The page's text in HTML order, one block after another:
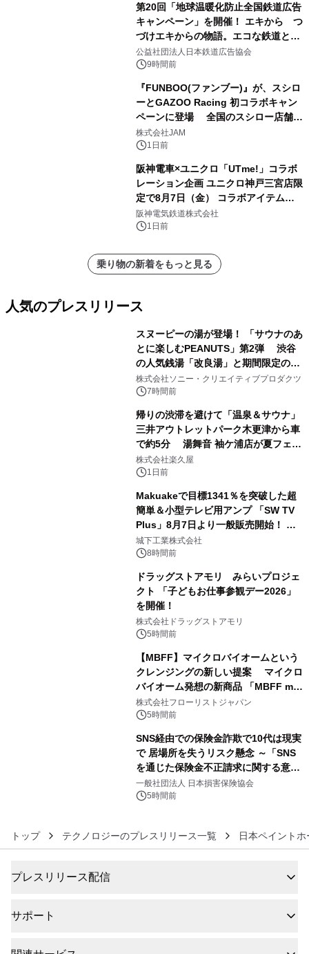
第20回「地球温暖化防止全国鉄道広告
キャンペーン」を開催！ エキから つ
づけエキからの物語。エコな鉄道とと
もに。
公益社団法人日本鉄道広告協会
9時間前
『FUNBOO(ファンブー)』が、スシロ
ーとGAZOO Racing 初コラボキャン
ペーンに登場 全国のスシロー店舗で
GR 4車種の FUNBOO(ミニカー)付き
メニューが展開されます
株式会社JAM
1日前
阪神電車×ユニクロ「UTme!」コラボ
レーション企画 ユニクロ神戸三宮店限
定で8月7日（金） コラボアイテムが
発売決定！
阪神電気鉄道株式会社
1日前
乗り物の新着をもっと見る
人気のプレスリリース
スヌーピーの湯が登場！ 「サウナのあ
とに楽しむPEANUTS」第2弾 渋谷
の人気銭湯「改良湯」と期間限定のコ
ラボレーション サウナイキタイコラ
ボグッズも発売決定！
株式会社ソニー・クリエイティブプロダクツ
7時間前
帰りの渋滞を避けて「温泉＆サウナ」
三井アウトレットパーク木更津から車
で約5分 湯舞音 袖ケ浦店が夏フェア
メニューを提供
株式会社楽久屋
1日前
Makuakeで目標1341％を突破した超
簡単＆小型テレビ用アンプ 「SW TV
Plus」8月7日より一般販売開始！ ケ
ーブル1本つなぐだけ、テレビの音が
ぐっと豊かに
城下工業株式会社
8時間前
ドラッグストアモリ みらいプロジェ
クト 「子どもお仕事参観デー2026」
を開催！
株式会社ドラッグストアモリ
5時間前
【MBFF】マイクロバイオームという
クレンジングの新しい提案 マイクロ
バイオーム発想の新商品 「MBFF mb
クレンジングPRO」を2026年8月6日
発売
株式会社フローリストジャパン
5時間前
SNS経由での保険金詐欺で10代は現実
で 居場所を失うリスク懸念 ～「SNS
を通じた保険金不正請求に関する意識
調査」を実施、 認知度の低さも浮き彫
りに～
一般社団法人 日本損害保険協会
5時間前
トップ テクノロジーのプレスリリース一覧 日本ペイント
プレスリリース配信
サポート